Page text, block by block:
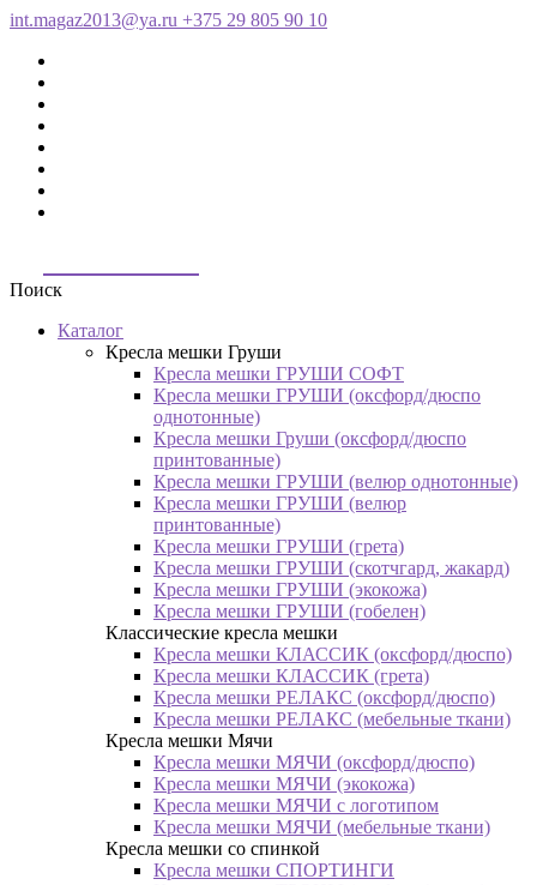
int.magaz2013@ya.ru +375 29 805 90 10
Поиск
Каталог
Кресла мешки Груши
Кресла мешки ГРУШИ СОФТ
Кресла мешки ГРУШИ (оксфорд/дюспо
однотонные)
Кресла мешки Груши (оксфорд/дюспо
принтованные)
Кресла мешки ГРУШИ (велюр однотонные)
Кресла мешки ГРУШИ (велюр
принтованные)
Кресла мешки ГРУШИ (грета)
Кресла мешки ГРУШИ (скотчгард, жакард)
Кресла мешки ГРУШИ (экокожа)
Кресла мешки ГРУШИ (гобелен)
Классические кресла мешки
Кресла мешки КЛАССИК (оксфорд/дюспо)
Кресла мешки КЛАССИК (грета)
Креслa мешки РЕЛАКС (оксфорд/дюспо)
Креслa мешки РЕЛАКС (мебельные ткани)
Кресла мешки Мячи
Кресла мешки МЯЧИ (оксфорд/дюспо)
Кресла мешки МЯЧИ (экокожа)
Кресла мешки МЯЧИ с логотипом
Кресла мешки МЯЧИ (мебельные ткани)
Кресла мешки со спинкой
Кресла мешки СПОРТИНГИ